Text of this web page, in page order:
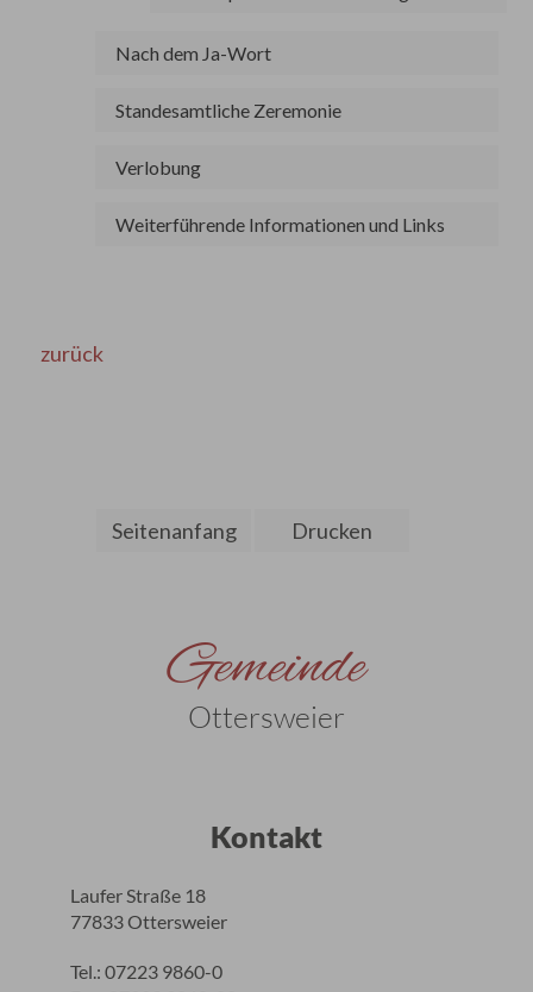
Nach dem Ja-Wort
Standesamtliche Zeremonie
Verlobung
Weiterführende Informationen und Links
zurück
Seitenanfang Drucken
Gemeinde
Ottersweier
Kontakt
Laufer Straße 18
77833 Ottersweier
Tel.: 07223 9860-0